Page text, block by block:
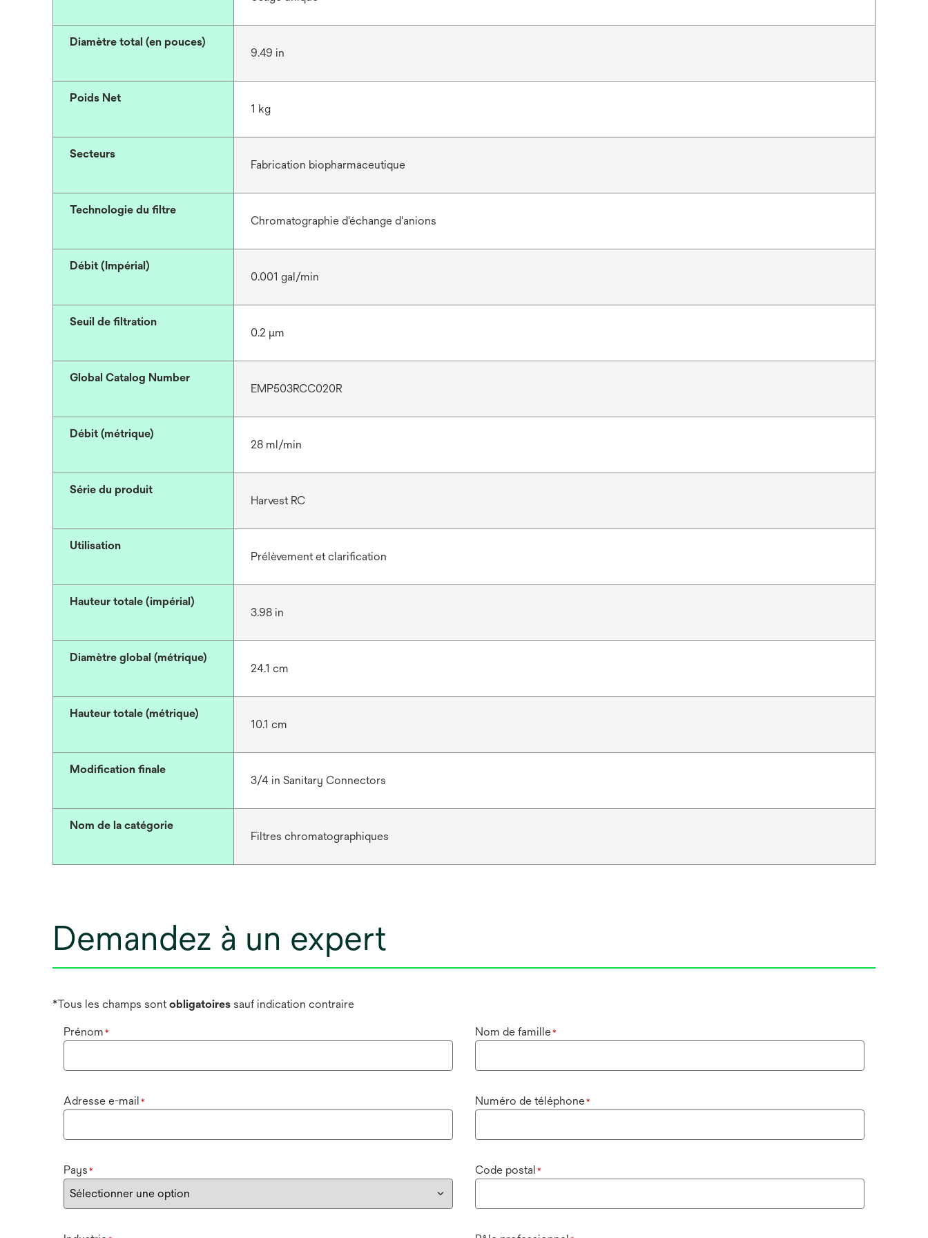
Diamètre total (en pouces)
9.49 in
Poids Net
1 kg
Secteurs
Fabrication biopharmaceutique
Technologie du filtre
Chromatographie d'échange d'anions
Débit (Impérial)
0.001 gal/min
Seuil de filtration
0.2 μm
Global Catalog Number
EMP503RCC020R
Débit (métrique)
28 ml/min
Série du produit
Harvest RC
Utilisation
Prélèvement et clarification
Hauteur totale (impérial)
3.98 in
Diamètre global (métrique)
24.1 cm
Hauteur totale (métrique)
10.1 cm
Modification finale
3/4 in Sanitary Connectors
Nom de la catégorie
Filtres chromatographiques
Demandez à un expert
*Tous les champs sontobligatoires sauf indication contraire
Prénom * Nom de famille*
Adresse e-mail * Numéro de téléphone*
Pays * Code postal *